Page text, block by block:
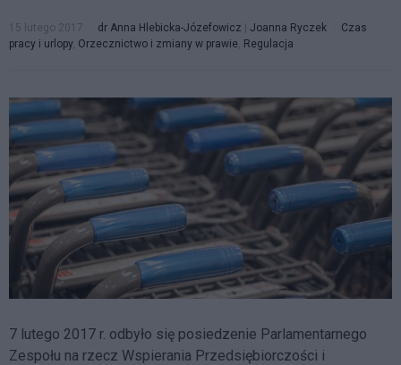
15 lutego 2017 dr Anna Hlebicka-Józefowicz | Joanna Ryczek
Czas
pracy i urlopy, Orzecznictwo i zmiany w prawie, Regulacja
7 lutego 2017 r. odbyło się posiedzenie Parlamentarnego
Zespołu na rzecz Wspierania Przedsiębiorczości i